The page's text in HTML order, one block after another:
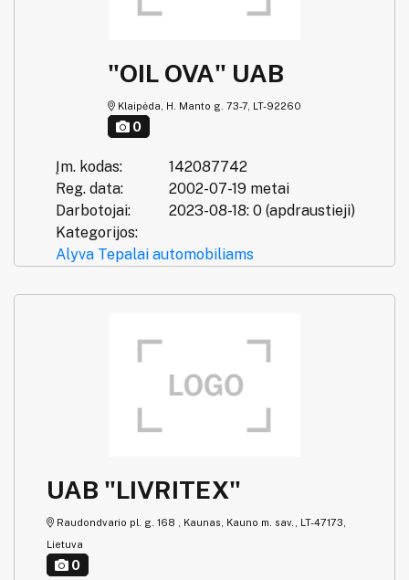
"OIL OVA" UAB
Klaipėda, H. Manto g. 73-7, LT-92260
0
Įm. kodas:
142087742
Reg. data:
2002-07-19 metai
Darbotojai:
2023-08-18: 0 (apdraustieji)
Kategorijos:
Alyva Tepalai automobiliams
UAB "LIVRITEX"
Raudondvario pl. g. 168 , Kaunas, Kauno m. sav., LT-47173,
Lietuva
0